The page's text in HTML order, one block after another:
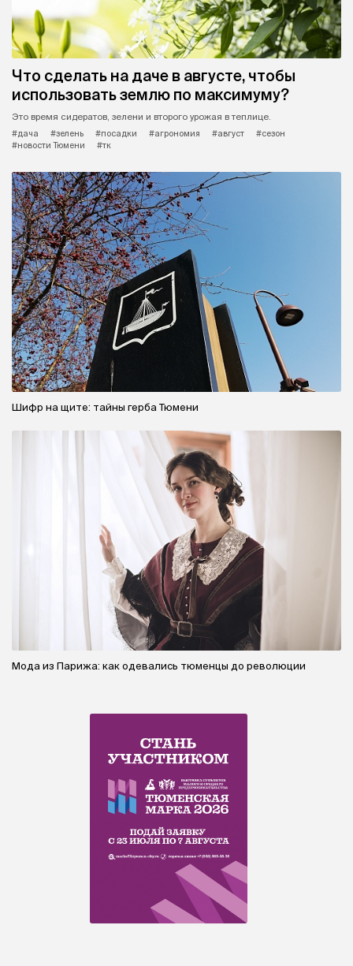
Что сделать на даче в августе, чтобы
использовать землю по максимуму?
Это время сидератов, зелени и второго урожая в теплице.
#дача
#зелень #посадки #агрономия #август
#сезон
#новости Тюмени
#тк
Шифр на щите: тайны герба Тюмени
Мода из Парижа: как одевались тюменцы до революции